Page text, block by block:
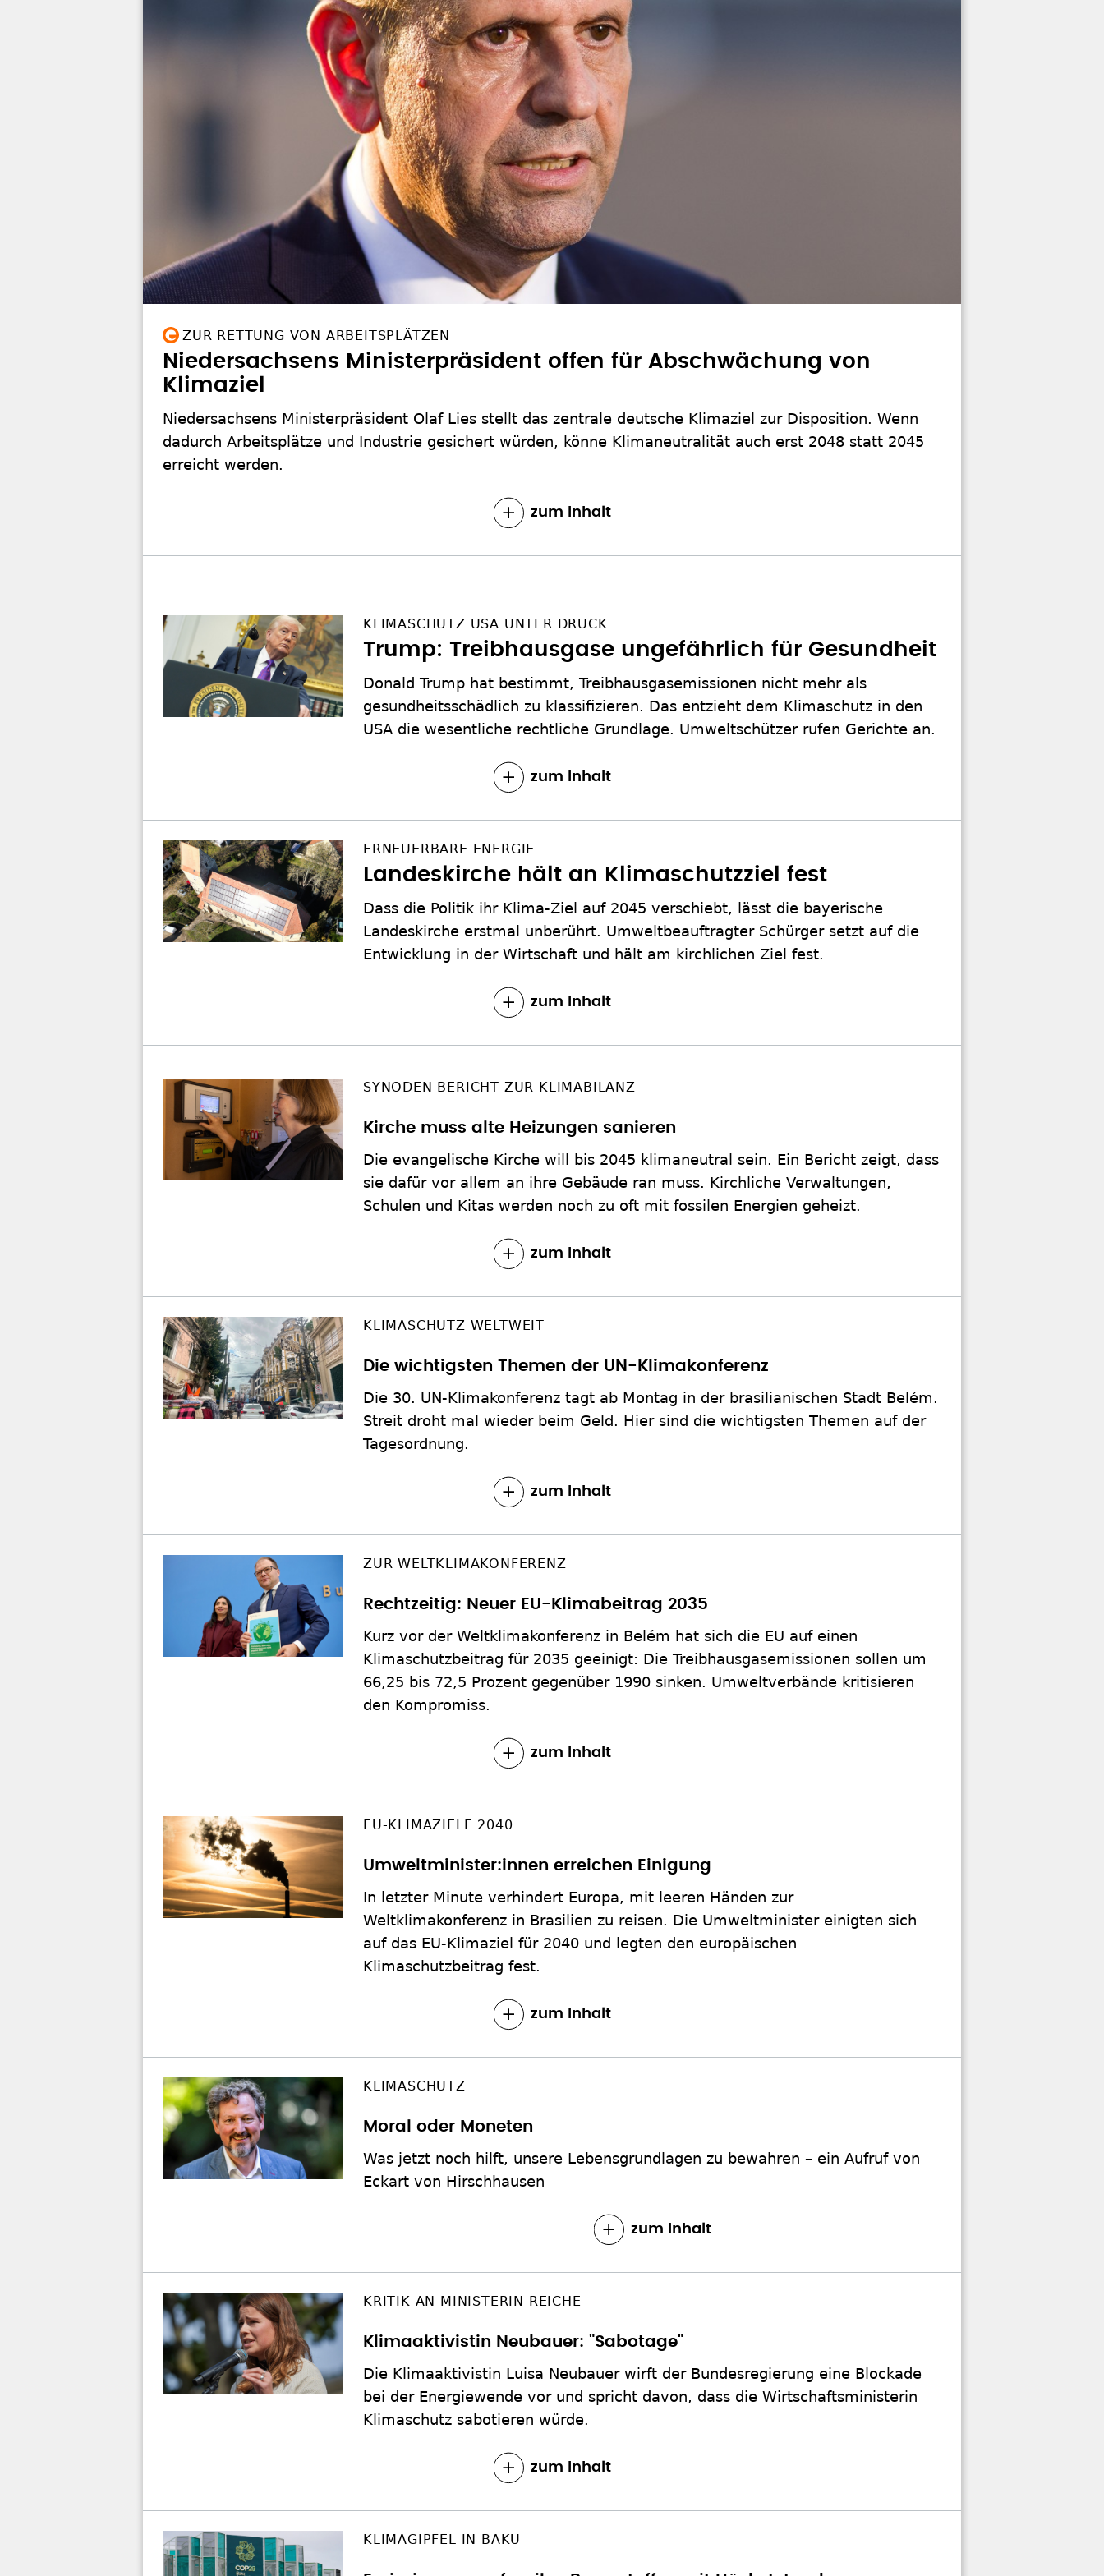
ZUR RETTUNG VON ARBEITSPLÄTZEN
Niedersachsens Ministerpräsident offen für Abschwächung von
Klimaziel
Niedersachsens Ministerpräsident Olaf Lies stellt das zentrale deutsche Klimaziel zur Disposition. Wenn
dadurch Arbeitsplätze und Industrie gesichert würden, könne Klimaneutralität auch erst 2048 statt 2045
erreicht werden.
zum Inhalt
KLIMASCHUTZ USA UNTER DRUCK
Trump: Treibhausgase ungefährlich für Gesundheit
Donald Trump hat bestimmt, Treibhausgasemissionen nicht mehr als
gesundheitsschädlich zu klassifizieren. Das entzieht dem Klimaschutz in den
USA die wesentliche rechtliche Grundlage. Umweltschützer rufen Gerichte an.
zum Inhalt
ERNEUERBARE ENERGIE
Landeskirche hält an Klimaschutzziel fest
Dass die Politik ihr Klima-Ziel auf 2045 verschiebt, lässt die bayerische
Landeskirche erstmal unberührt. Umweltbeauftragter Schürger setzt auf die
Entwicklung in der Wirtschaft und hält am kirchlichen Ziel fest.
zum Inhalt
SYNODEN-BERICHT ZUR KLIMABILANZ
Kirche muss alte Heizungen sanieren
Die evangelische Kirche will bis 2045 klimaneutral sein. Ein Bericht zeigt, dass
sie dafür vor allem an ihre Gebäude ran muss. Kirchliche Verwaltungen,
Schulen und Kitas werden noch zu oft mit fossilen Energien geheizt.
zum Inhalt
KLIMASCHUTZ WELTWEIT
Die wichtigsten Themen der UN-Klimakonferenz
Die 30. UN-Klimakonferenz tagt ab Montag in der brasilianischen Stadt Belém.
Streit droht mal wieder beim Geld. Hier sind die wichtigsten Themen auf der
Tagesordnung.
zum Inhalt
ZUR WELTKLIMAKONFERENZ
Rechtzeitig: Neuer EU-Klimabeitrag 2035
Kurz vor der Weltklimakonferenz in Belém hat sich die EU auf einen
Klimaschutzbeitrag für 2035 geeinigt: Die Treibhausgasemissionen sollen um
66,25 bis 72,5 Prozent gegenüber 1990 sinken. Umweltverbände kritisieren
den Kompromiss.
zum Inhalt
EU-KLIMAZIELE 2040
Umweltminister:innen erreichen Einigung
In letzter Minute verhindert Europa, mit leeren Händen zur
Weltklimakonferenz in Brasilien zu reisen. Die Umweltminister einigten sich
auf das EU-Klimaziel für 2040 und legten den europäischen
Klimaschutzbeitrag fest.
zum Inhalt
KLIMASCHUTZ
Moral oder Moneten
Was jetzt noch hilft, unsere Lebensgrundlagen zu bewahren – ein Aufruf von
Eckart von Hirschhausen
zum Inhalt
KRITIK AN MINISTERIN REICHE
Klimaaktivistin Neubauer: "Sabotage"
Die Klimaaktivistin Luisa Neubauer wirft der Bundesregierung eine Blockade
bei der Energiewende vor und spricht davon, dass die Wirtschaftsministerin
Klimaschutz sabotieren würde.
zum Inhalt
KLIMAGIPFEL IN BAKU